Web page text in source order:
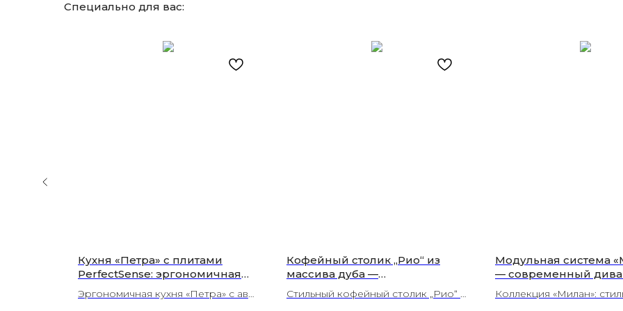
Специально для вас:
Кухня «Петра» с плитами
PerfectSense: эргономичная
кухня-гостиная для
просторного интерьера |
Эргономичная кухня «Петра» с авст
Кофейный столик „Рио“ из
массива дуба —
функциональный декор для
вашего интерьера от студии
Стильный кофейный столик „Рио“ в
Модульная система
— современный
регулируемыми
подголовниками и
Коллекция «Милан»: